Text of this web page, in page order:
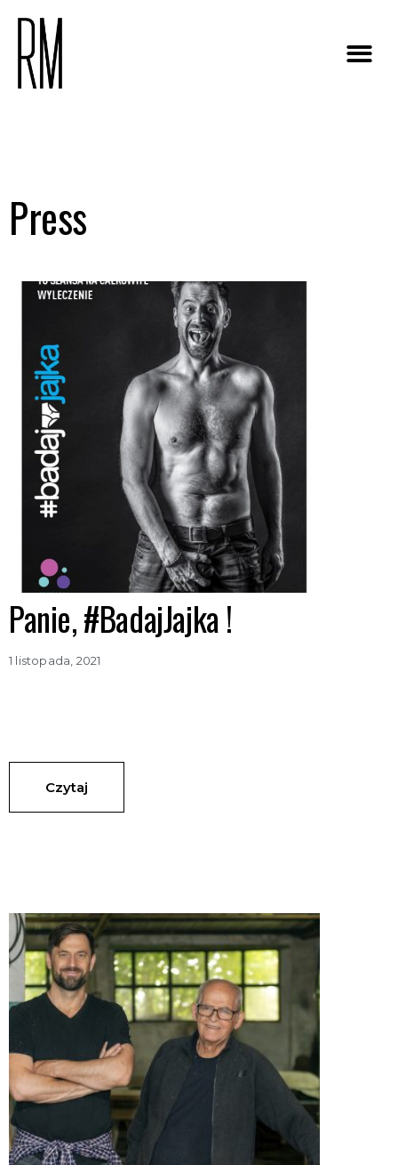
Press
Panie, #BadajJajka !
1 listopada, 2021
Czytaj